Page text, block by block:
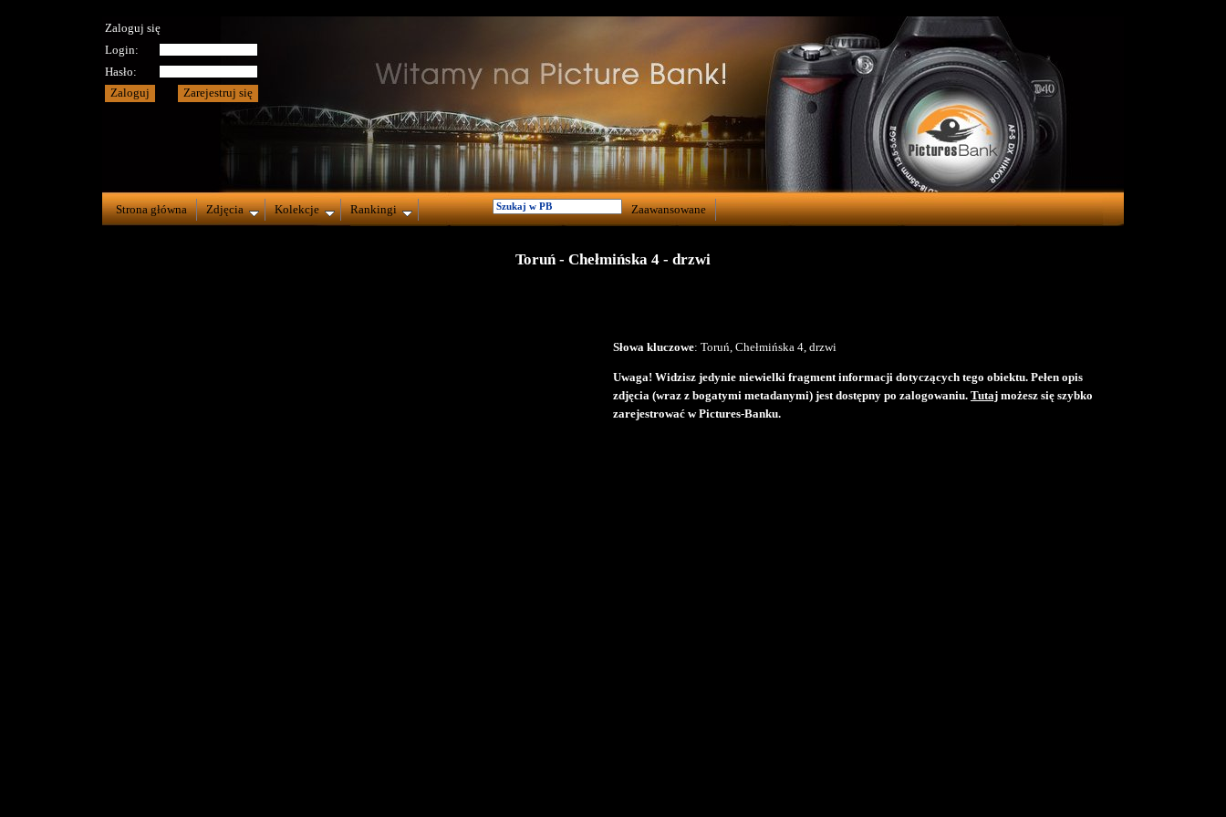
Zaloguj się
Login:
Hasło:
Strona główna Zdjęcia Kolekcje Rankingi Zaawansowane
Toruń - Chełmińska 4 - drzwi
Słowa kluczowe: Toruń, Chełmińska 4, drzwi
Uwaga! Widzisz jedynie niewielki fragment informacji dotyczących tego obiektu. Pełen opis
zdjęcia (wraz z bogatymi metadanymi) jest dostępny po zalogowaniu. Tutaj możesz się szybko
zarejestrować w Pictures-Banku.